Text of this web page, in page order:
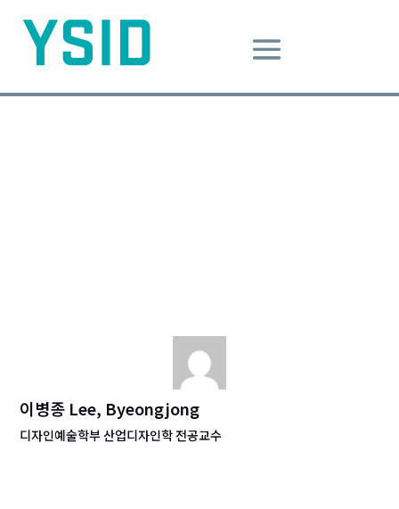
이병종 Lee, Byeongjong
디자인예술학부 산업디자인학 전공교수